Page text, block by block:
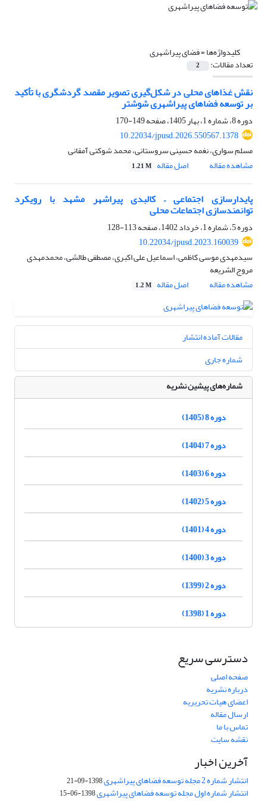
کلیدواژه‌ها =فضای پیراشهری
تعداد مقالات: 2
نقش غذاهای محلی در شکل‌گیری تصویر مقصد گردشگری با تأکید
بر توسعه فضاهای پیراشهری شوشتر
دوره 8، شماره 1، بهار 1405، صفحه
149-170
10.22034/jpusd.2026.550567.1378
مسلم سواری، نغمه حسینی سروستانی، محمد شوکتی آمقانی
مشاهده مقاله
اصل مقاله 1.21 M
پایدارسازی اجتماعی – کالبدی پیراشهر مشهد با رویکرد
توانمندسازی اجتماعات محلی
دوره 5، شماره 1، خرداد 1402، صفحه
113-128
10.22034/jpusd.2023.160039
سیدمهدی موسی کاظمی، اسماعیل علی اکبری، مصطفی طالشی، محمدمهدی
مروج الشریعه
مشاهده مقاله
اصل مقاله 1.2 M
مقالات آماده انتشار
شماره جاری
شماره‌های پیشین نشریه
دوره 8 (1405)
دوره 7 (1404)
دوره 6 (1403)
دوره 5 (1402)
دوره 4 (1401)
دوره 3 (1400)
دوره 2 (1399)
دوره 1 (1398)
دسترسی سریع
صفحه اصلی
درباره نشریه
اعضای هیات تحریریه
ارسال مقاله
تماس با ما
نقشه سایت
آخرین اخبار
انتشار شماره 2 مجله توسعه فضاهای پیراشهری 1398-09-21
انتشار شماره اول مجله توسعه فضاهای پیراشهری1398-06-15